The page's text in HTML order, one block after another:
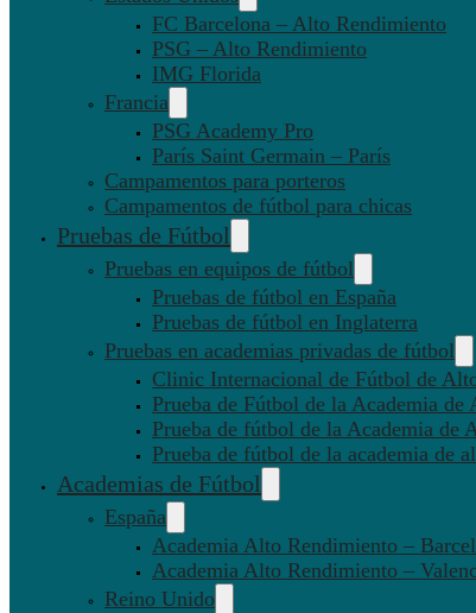
FC Barcelona – Alto Rendimiento
PSG – Alto Rendimiento
IMG Florida
Francia
PSG Academy Pro
París Saint Germain – París
Campamentos para porteros
Campamentos de fútbol para chicas
Pruebas de Fútbol
Pruebas en equipos de fútbol
Pruebas de fútbol en España
Pruebas de fútbol en Inglaterra
Pruebas en academias privadas de fútbol
Clinic Internacional de Fútbol de
Prueba de Fútbol de la Academia
Prueba de fútbol de la Academia de
Prueba de fútbol de la academia de
Academias de Fútbol
España
Academia Alto Rendimiento –
Academia Alto Rendimiento –
Reino Unido